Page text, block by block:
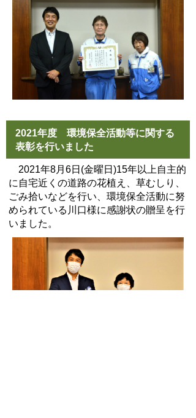
2021年度 環境保全活動等に関する
表彰を行いました
2021年8月6日(金曜日)15年以上自主的
に自宅近くの道路の花植え、草むしり、
ごみ拾いなどを行い、環境保全活動に努
められている川口様に感謝状の贈呈を行
いました。